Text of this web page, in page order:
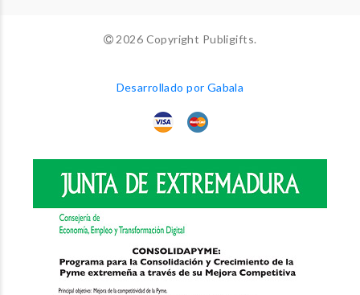
2026 Copyright Publigifts.
Desarrollado por Gabala